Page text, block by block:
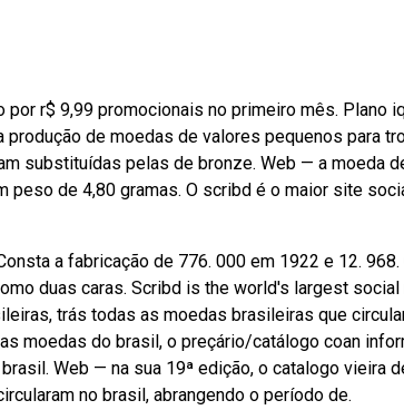
r$ 9,99 promocionais no primeiro mês. Plano
de moedas de valores pequenos para
substituídas pelas de bronze. Web — a moeda
de 4,80 gramas. O scribd é o maior site
a fabricação de 776. 000 em 1922 e 12. 968.
duas caras. Scribd is the world's largest
trás todas as moedas brasileiras que
moedas do brasil, o preçário/catálogo coan
Web — na sua 19ª edição, o catalogo vieira
no brasil, abrangendo o período de.